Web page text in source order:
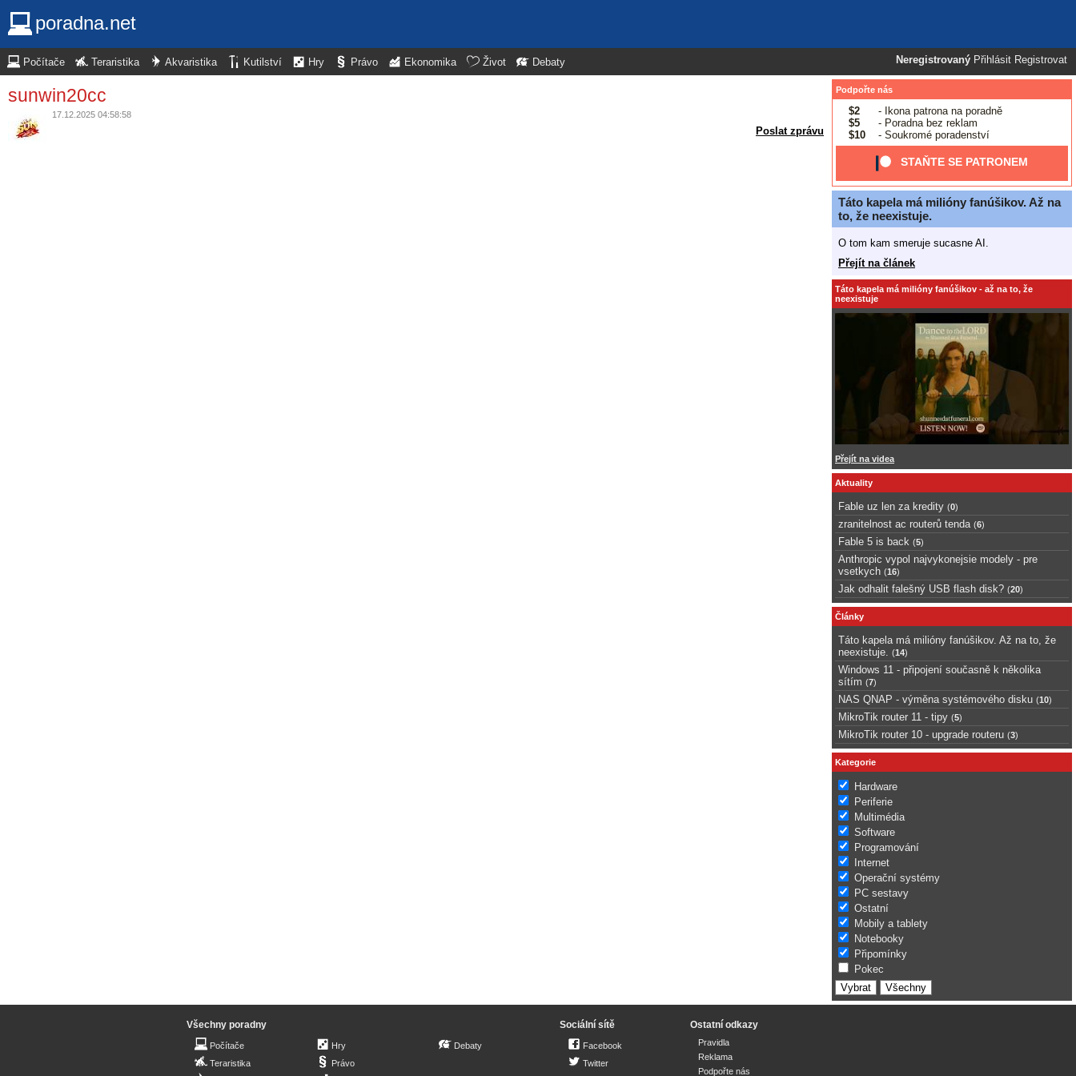
poradna.net
Neregistrovaný Přihlásit Registrovat
Počítače Teraristika Akvaristika Kutilství Hry Právo Ekonomika Život Debaty
sunwin20cc
17.12.2025 04:58:58
Poslat zprávu
Podpořte nás
$2
- Ikona patrona na poradně
$5
- Poradna bez reklam
$10
- Soukromé poradenství
STAŇTE SE PATRONEM
Táto kapela má milióny fanúšikov. Až na
to, že neexistuje.
O tom kam smeruje sucasne AI.
Přejít na článek
Táto kapela má milióny fanúšikov - až na to, že
neexistuje
Přejít na videa
Aktuality
Fable uz len za kredity (0)
zranitelnost ac routerů tenda (6)
Fable 5 is back (5)
Anthropic vypol najvykonejsie modely - pre
vsetkych (16)
Jak odhalit falešný USB flash disk? (20)
Články
Táto kapela má milióny fanúšikov. Až na to, že
neexistuje.
(14)
Windows 11 - připojení současně k několika
sítím (7)
NAS QNAP - výměna systémového disku (10)
MikroTik router 11 - tipy (5)
MikroTik router 10 - upgrade routeru (3)
Kategorie
Hardware
Periferie
Multimédia
Software
Programování
Internet
Operační systémy
PC sestavy
Ostatní
Mobily a tablety
Notebooky
Připomínky
Pokec
Všechny poradny
Počítače
Teraristika
Hry
Právo
Debaty
Sociální sítě
Facebook
Twitter
Ostatní odkazy
Pravidla
Reklama
Podpořte nás